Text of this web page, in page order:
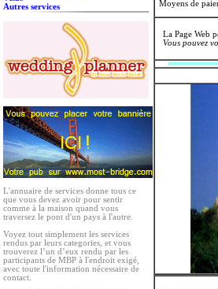
Autres services
L'annuaire de services donne tous ce
que vous devez avoir pour sentir
comme à la maison quand vous
traversez le pont d'un pays à l'autre.
Voyez tout simplement les services
rendus par leurs categories, et vous
trouverez l’un d’eux rendu par les
participants de MBP à l'endroit exigé,
avec toute l'information nécessaire de
contact.
Moyens de
La Page Web
Vous pouvez